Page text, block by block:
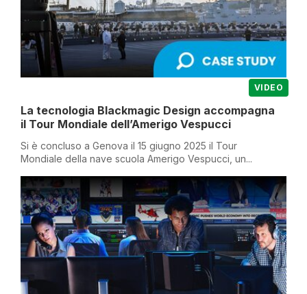
VIDEO
La tecnologia Blackmagic Design accompagna
il Tour Mondiale dell’Amerigo Vespucci
Si è concluso a Genova il 15 giugno 2025 il Tour
Mondiale della nave scuola Amerigo Vespucci, un...